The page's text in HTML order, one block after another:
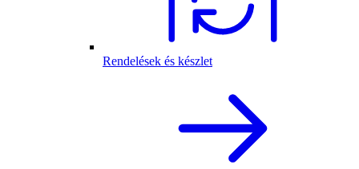
Rendelések és készlet